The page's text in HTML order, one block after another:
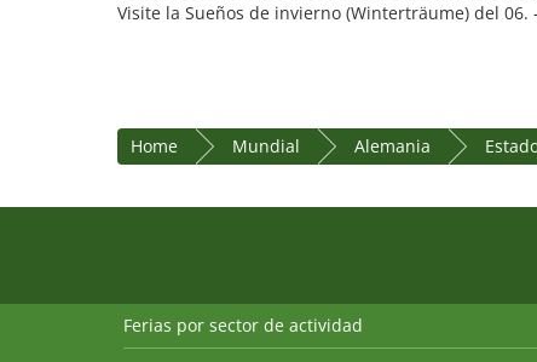
Visite la Sueños de invierno (Winterträume) del 06.
Home Mundial Alemania
Ferias por sector de actividad